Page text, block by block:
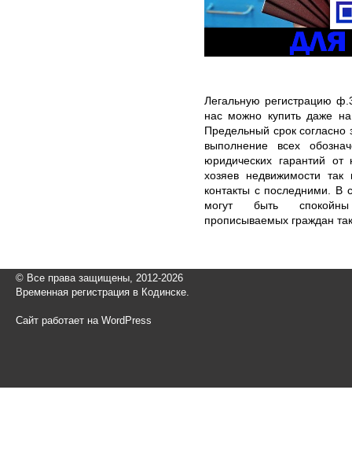
Легальную регистрацию
нас можно купить даже
Предельный срок
выполнение всех
юридических гарантий
хозяев недвижимости так
контакты с последними. В
могут быть спокойны
прописываемых граждан
© Все права защищены, 2012-2026
Временная регистрация в Кодинске.
Сайт работает на WordPress